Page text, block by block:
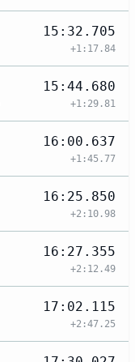
15:32.705
+1:17.84
15:44.680
+1:29.81
16:00.637
+1:45.77
16:25.850
+2:10.98
16:27.355
+2:12.49
17:02.115
+2:47.25